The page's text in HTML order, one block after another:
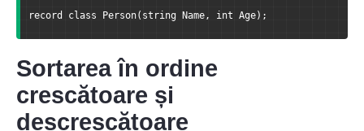
record class Person(string Name, int Age);
Sortarea în ordine
crescătoare și
descrescătoare